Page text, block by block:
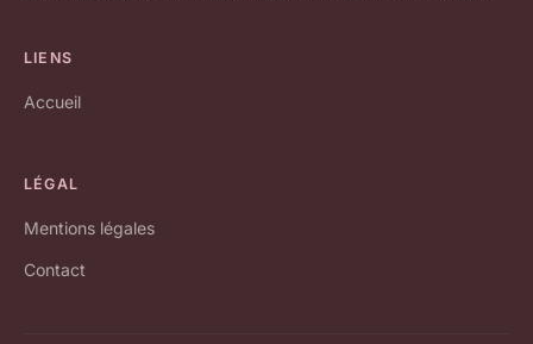
LIENS
Accueil
LÉGAL
Mentions légales
Contact